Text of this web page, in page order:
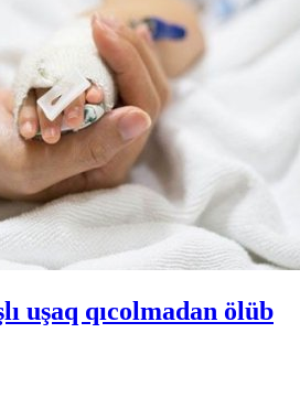
uşaq qıcolmadan ölüb